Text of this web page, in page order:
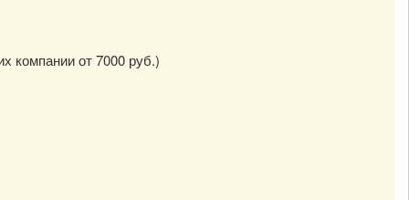
компании от 7000 руб.)